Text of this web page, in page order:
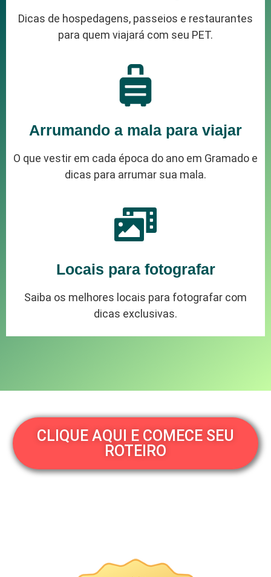
Dicas de hospedagens, passeios e restaurantes
para quem viajará com seu PET.
Arrumando a mala para viajar
O que vestir em cada época do ano em Gramado e
dicas para arrumar sua mala.
Locais para fotografar
Saiba os melhores locais para fotografar com
dicas exclusivas.
CLIQUE AQUI E COMECE SEU
ROTEIRO